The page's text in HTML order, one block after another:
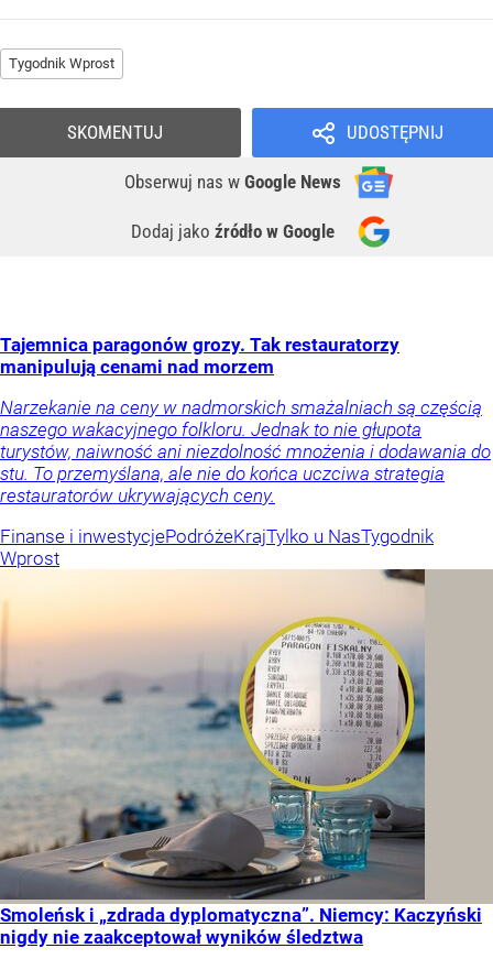
Tygodnik Wprost
UDOSTĘPNIJ
Obserwuj nas w Google News
Dodaj jako źródło w Google
SKOMENTUJ
Tajemnica paragonów grozy. Tak restauratorzy
manipulują cenami nad morzem
Narzekanie na ceny w nadmorskich smażalniach są częścią
naszego wakacyjnego folkloru. Jednak to nie głupota
turystów, naiwność ani niezdolność mnożenia i dodawania do
stu. To przemyślana, ale nie do końca uczciwa strategia
restauratorów ukrywających ceny.
Finanse i inwestycjePodróżeKrajTylko u NasTygodnik
Wprost
Smoleńsk i „zdrada dyplomatyczna”. Niemcy: Kaczyński
nigdy nie zaakceptował wyników śledztwa